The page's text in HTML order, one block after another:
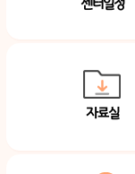
센터일정
자료실